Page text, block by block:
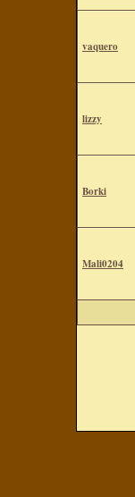
vaquero
lizzy
Borki
Mali0204